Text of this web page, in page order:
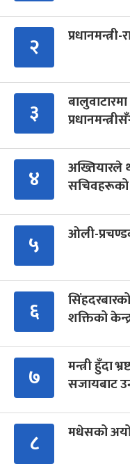
२
३
४
अख्तियारले
सचिवहरूको
५ ओली-
६
शक्तिको
७
मन्त्री हुँदा
सजायबाट
८ मधेसको